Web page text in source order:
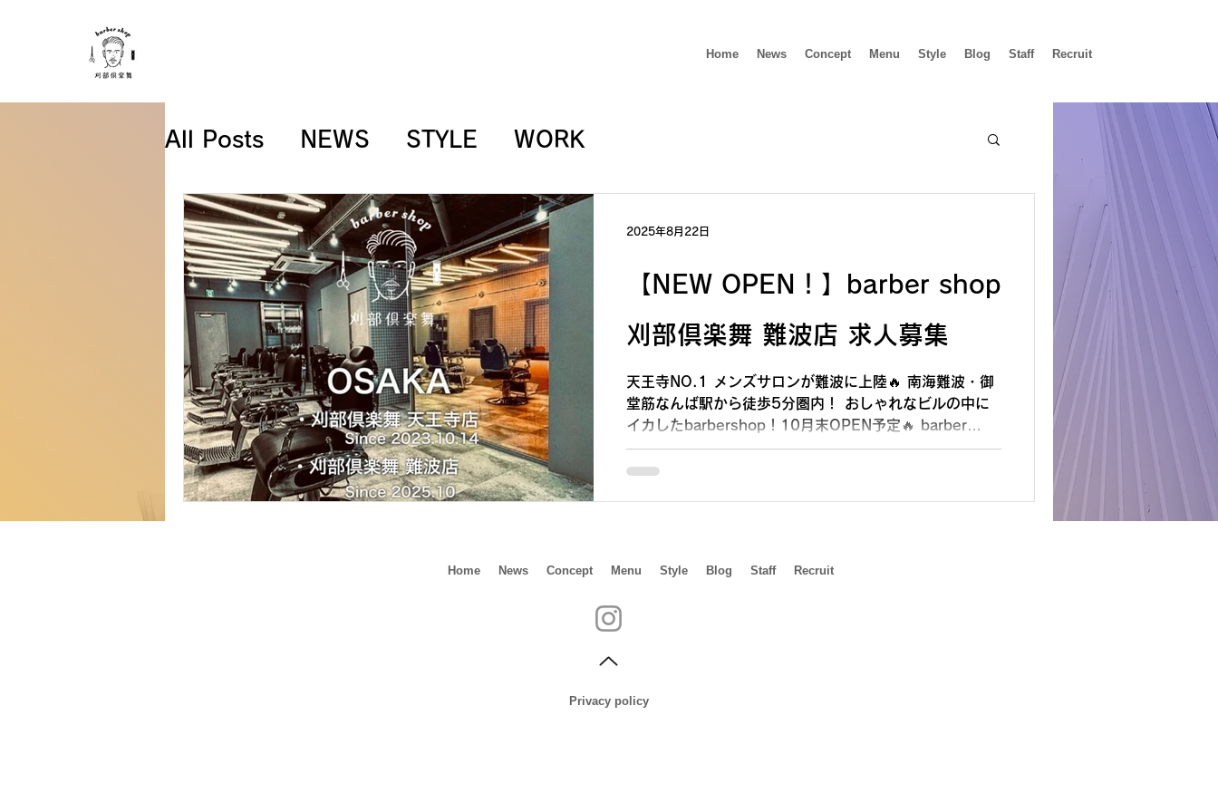
Home News Concept Menu Style Blog Staff Recruit
All Posts NEWS STYLE WORK
【NEW OPEN！】barber shop
刈部倶楽舞 難波店 求人募集
天王寺NO.1 メンズサロンが難波に上陸🔥 南海難波・御
堂筋なんば駅から徒歩5分圏内！ おしゃれなビルの中に
イカしたbarbershop！10月末OPEN予定🔥 barber
shop 刈部倶楽舞（カリブクラブ）が、 このたび 難波に
2店舗目をオープン...
2025年8月22日
Home News Concept Menu Style Blog Staff Recruit
Privacy policy